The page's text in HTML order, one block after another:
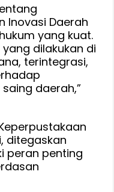
Inovasi Daerah
yang kuat.
dilakukan di
terintegrasi,
daerah,”
ditegaskan
peran penting